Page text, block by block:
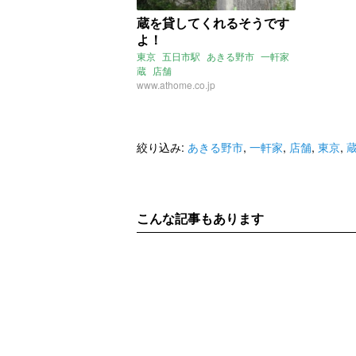
蔵を貸してくれるそうです
よ！
東京 五日市駅 あきる野市 一軒家
蔵 店舗
www.athome.co.jp
絞り込み: あきる野市, 一軒家, 店舗, 東京,
こんな記事もあります